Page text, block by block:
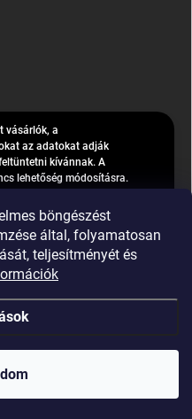
böngészést
által, folyamatosan
teljesítményét és
vásárlók, a
az adatokat adják
kívánnak. A
lehetőség módosításra.
lehetőség! Csak új,
ben** gyártott
gumik **pontos DOT-
Köszönjük. A
megrendelésre
Csak
címre küldött e-mail